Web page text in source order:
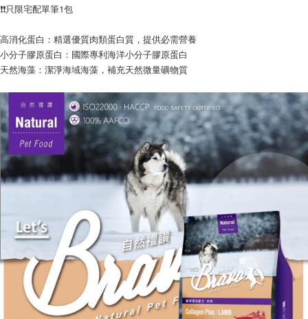
【「AFTEE先享後付」結帳流程】
結帳頁面，進行簡訊認證並確認金額後，即可完成結帳。
２．訂單成立數日內，您將收到繳費通知簡訊。
３．收到繳費通知簡訊後14天內，點擊此簡訊中的連結，可透過四大超商／
ATM／網路銀行／等多元方式進行付款，方視為交易完成。
購買商品的店家。未經商家同意取消之訂單仍視為有效，需透過AFTEE先享
後付繳納相關費用。
※ 交易是否成功請以「AFTEE先享後付 」之結帳頁面顯示為準，若有關於
是否繳費成功／繳費後需取消欲退款等相關疑問，請聯繫「AFTEE先享後付
客戶支援中心」
https://netprotections.freshdesk.com/support/home
【注意事項】
１．透過由恩沛科技股份有限公司提供之「AFTEE先享後付」服務完成之交
易，需依本服務之必要範圍內提供個人資料，並將交易相關給付款項請求債
權轉讓予恩沛科技股份有限公司。
２．關於個人資料處理事宜，請瀏覽以下網址：
https://aftee.tw/terms/#terms3
３．未成年的使用者請事先徵得法定代理人或監護人之同意方可使用
「AFTEE先享後付」，若未經同意申辦者引起之損失，本公司不負相關責
任。
４．使用「AFTEE先享後付」時，將依據個別帳號之用戶狀況，依本公司即
時審查核予不同之上限額度；若仍有額度不足之情形，本公司將視審查結果
請求用戶進行身份認證。
每筆NT$110，滿NT$1,500(含以上)免運費
外島配送（黑貓宅急便－澎湖、金門、馬祖、綠島）
每筆NT$360
❗❗只限宅配單筆1包
高消化蛋白：精選優質肉類蛋白質，提供必需營養
小分子膠原蛋白：國際專利海洋小分子膠原蛋白
天然海藻：潔淨海域海藻，補充天然微量礦物質